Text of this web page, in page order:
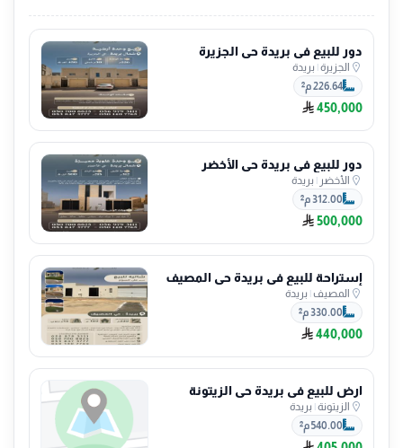
دور للبيع في بريدة حي الجزيرة
الجزيرة| بريدة
226.64 م²
450,000
دور للبيع في بريدة حي الأخضر
الأخضر | بريدة
312.00 م²
500,000
إستراحة للبيع في بريدة حي المصيف
المصيف| بريدة
330.00 م²
440,000
ارض للبيع في بريدة حي الزيتونة
الزيتونة| بريدة
540.00 م²